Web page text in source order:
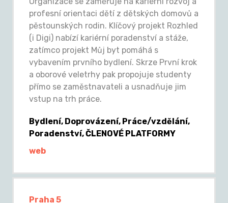
profesní orientaci dětí z dětských domovů a
pěstounských rodin. Klíčový projekt Rozhled
(i Digi) nabízí kariérní poradenství a stáže,
zatímco projekt Můj byt pomáhá s
vybavením prvního bydlení. Skrze První krok
a oborové veletrhy pak propojuje studenty
přímo se zaměstnavateli a usnadňuje jim
vstup na trh práce.
Bydlení, Doprovázení, Práce/vzdělání,
Poradenství, ČLENOVÉ PLATFORMY
web
Praha 5